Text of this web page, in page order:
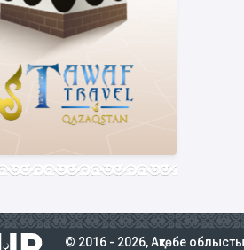
© 2016 - 2026, Ақтөбе